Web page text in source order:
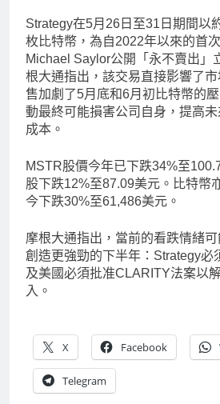
Strategy在5月26日至31日期間以
枚比特幣，為自2022年以來的首
Michael Saylor公開「永不賣出」
根大通指出，該交易直接影響了
售加劇了5月底和6月初比特幣的
動最終可能損害公司自身，提高
成本。
MSTR股價今年已下跌34%至
股下跌12%至87.09美元。比特幣
今下跌30%至61,486美元。
摩根大通指出，當前的看跌情緒
創造更強勁的下半年：Strategy必
及美國必須批准CLARITY法案以
入。
X Facebook
Telegram